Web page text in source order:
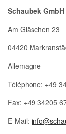
Schaubek GmbH
Am Gläschen 23
04420
Allemagne
Téléphone: +49
Fax: +49 34205
E-Mail: